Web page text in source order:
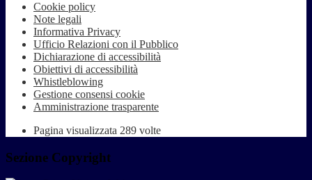
Cookie policy
Note legali
Informativa Privacy
Ufficio Relazioni con il Pubblico
Dichiarazione di accessibilità
Obiettivi di accessibilità
Whistleblowing
Gestione consensi cookie
Amministrazione trasparente
Pagina visualizzata 289 volte
Sezione Copyright